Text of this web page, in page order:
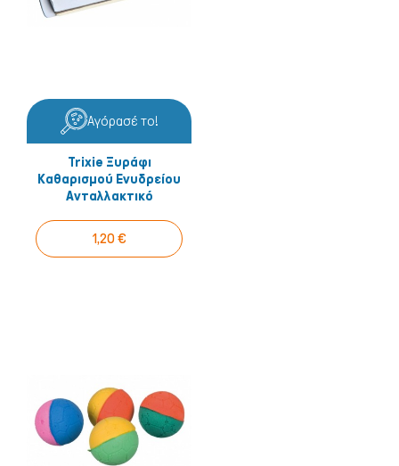
Γάτα
Αγόρασέ το!
Trixie Ξυράφι
Καθαρισμού Ενυδρείου
Ανταλλακτικό
1,20 €